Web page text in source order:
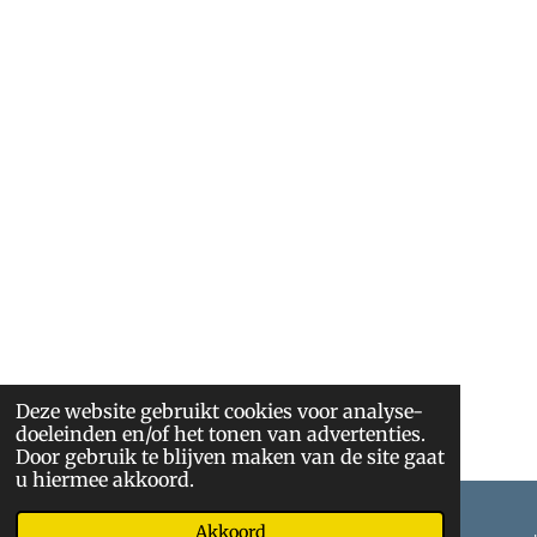
Deze website gebruikt cookies voor analyse-
doeleinden en/of het tonen van advertenties.
Door gebruik te blijven maken van de site gaat
u hiermee akkoord.
Akkoord